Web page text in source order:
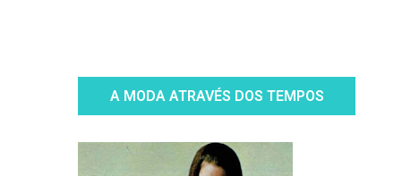
A MODA ATRAVÉS DOS TEMPOS